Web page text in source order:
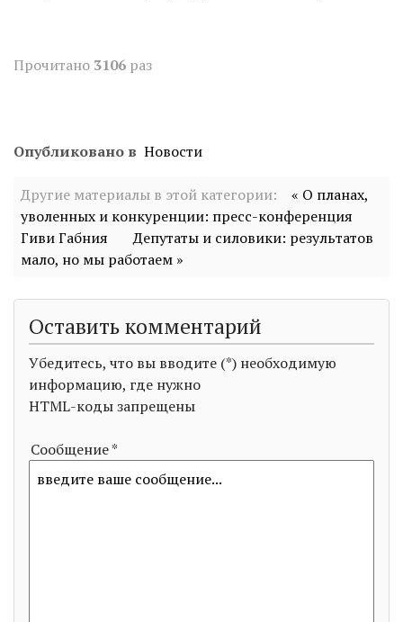
Прочитано 3106 раз
Опубликовано в Новости
Другие материалы в этой категории:
« О планах,
уволенных и конкуренции: пресс-конференция
Гиви Габния
Депутаты и силовики: результатов
мало, но мы работаем »
Оставить комментарий
Убедитесь, что вы вводите (*) необходимую
информацию, где нужно
HTML-коды запрещены
Сообщение *